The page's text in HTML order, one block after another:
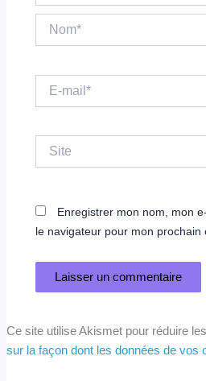
Nom*
mail*
Site
Enregistrer mon nom, mon
le navigateur pour mon prochain
Ce site utilise Akismet pour réduire
sur la façon dont les données de vos